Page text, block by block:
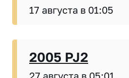
17 августа в 01:05
2005 PJ2